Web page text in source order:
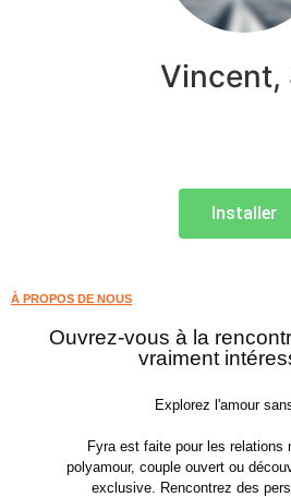
Vincent,
Installer
À PROPOS DE NOUS
Ouvrez-vous à la
vraiment
Explorez l'amour
Fyra est faite pour les relations
polyamour, couple ouvert ou
exclusive. Rencontrez des